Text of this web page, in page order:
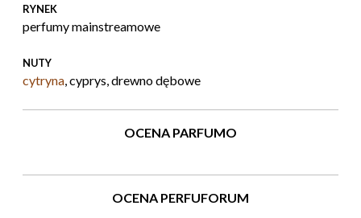
RYNEK
perfumy mainstreamowe
NUTY
cytryna, cyprys, drewno dębowe
OCENA PARFUMO
OCENA PERFUFORUM